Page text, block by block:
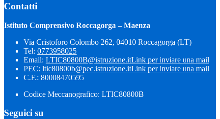
Contatti
Istituto Comprensivo Roccagorga – Maenza
Via Cristoforo Colombo 262, 04010 Roccagorga (LT)
Tel: 0773958025
Email: LTIC80800B@istruzione.itLink per inviare una mail
PEC: ltic80800b@pec.istruzione.itLink per inviare una mail
C.F.: 80008470595
Codice Meccanografico: LTIC80800B
Seguici su